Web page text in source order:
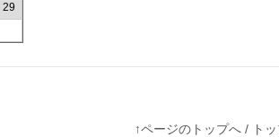
29
↑ページのトップへ/ ト